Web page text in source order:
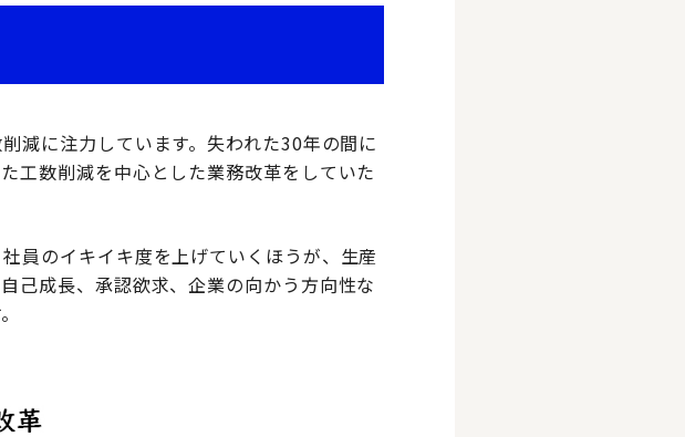
減に注力しています。失われた30年の間に
工数削減を中心とした業務改革をしていた
員のイキイキ度を上げていくほうが、生産
己成長、承認欲求、企業の向かう方向性な